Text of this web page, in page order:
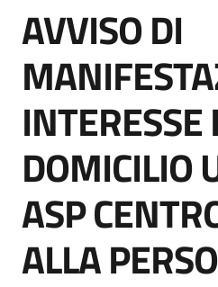
Bandi
e
di
Supporto
Piattaforme
telematiche
Salta al contenuto
AVVISO DI
INTERESSE
DOMICILIO
ASP
ALLA